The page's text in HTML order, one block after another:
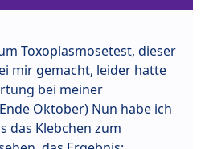
Toxoplasmosetest, dieser
mir gemacht, leider hatte
bei meiner
Oktober) Nun habe ich
das Klebchen zum